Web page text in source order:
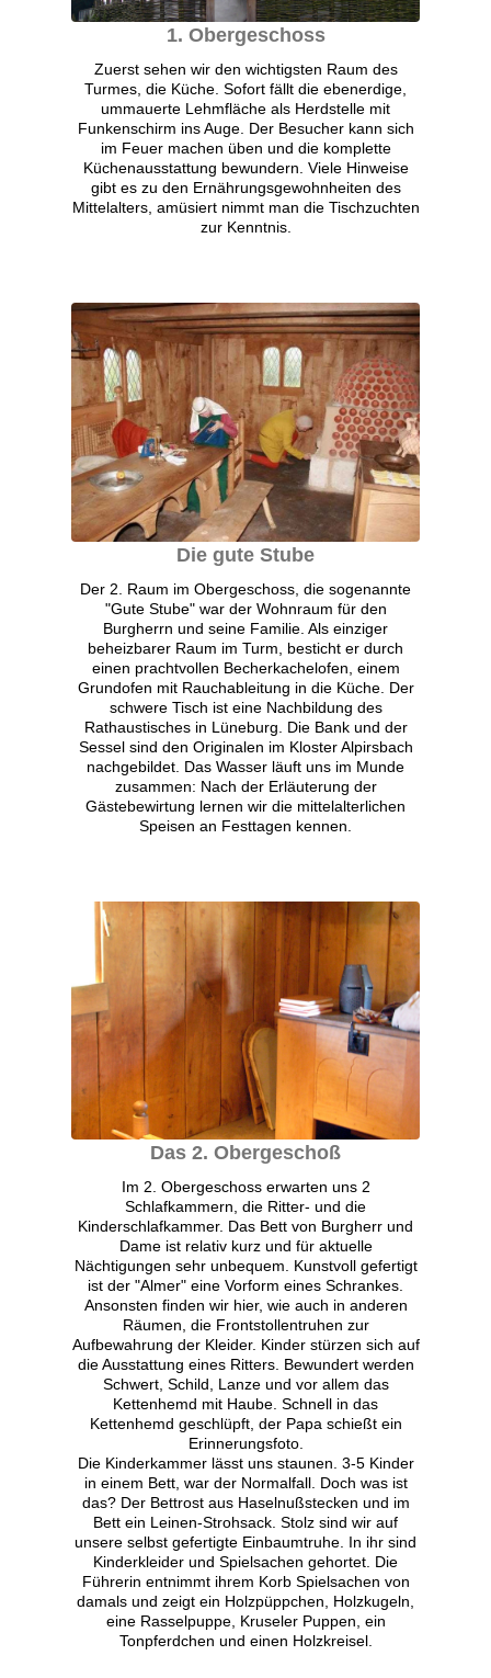
1. Obergeschoss
Zuerst sehen wir den wichtigsten Raum des
Turmes, die Küche. Sofort fällt die ebenerdige,
ummauerte Lehmfläche als Herdstelle mit
Funkenschirm ins Auge. Der Besucher kann sich
im Feuer machen üben und die komplette
Küchenausstattung bewundern. Viele Hinweise
gibt es zu den Ernährungsgewohnheiten des
Mittelalters, amüsiert nimmt man die Tischzuchten
zur Kenntnis.
Die gute Stube
Der 2. Raum im Obergeschoss, die sogenannte
"Gute Stube" war der Wohnraum für den
Burgherrn und seine Familie. Als einziger
beheizbarer Raum im Turm, besticht er durch
einen prachtvollen Becherkachelofen, einem
Grundofen mit Rauchableitung in die Küche. Der
schwere Tisch ist eine Nachbildung des
Rathaustisches in Lüneburg. Die Bank und der
Sessel sind den Originalen im Kloster Alpirsbach
nachgebildet. Das Wasser läuft uns im Munde
zusammen: Nach der Erläuterung der
Gästebewirtung lernen wir die mittelalterlichen
Speisen an Festtagen kennen.
Das 2. Obergeschoß
Im 2. Obergeschoss erwarten uns 2
Schlafkammern, die Ritter- und die
Kinderschlafkammer. Das Bett von Burgherr und
Dame ist relativ kurz und für aktuelle
Nächtigungen sehr unbequem. Kunstvoll gefertigt
ist der "Almer" eine Vorform eines Schrankes.
Ansonsten finden wir hier, wie auch in anderen
Räumen, die Frontstollentruhen zur
Aufbewahrung der Kleider. Kinder stürzen sich auf
die Ausstattung eines Ritters. Bewundert werden
Schwert, Schild, Lanze und vor allem das
Kettenhemd mit Haube. Schnell in das
Kettenhemd geschlüpft, der Papa schießt ein
Erinnerungsfoto.
Die Kinderkammer lässt uns staunen. 3-5 Kinder
in einem Bett, war der Normalfall. Doch was ist
das? Der Bettrost aus Haselnußstecken und im
Bett ein Leinen-Strohsack. Stolz sind wir auf
unsere selbst gefertigte Einbaumtruhe. In ihr sind
Kinderkleider und Spielsachen gehortet. Die
Führerin entnimmt ihrem Korb Spielsachen von
damals und zeigt ein Holzpüppchen, Holzkugeln,
eine Rasselpuppe, Kruseler Puppen, ein
Tonpferdchen und einen Holzkreisel.